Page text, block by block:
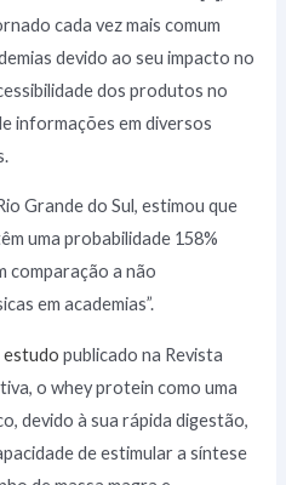
cada vez mais comum
devido ao seu impacto no
dos produtos no
informações em diversos
Grande do Sul, estimou que
uma probabilidade 158%
comparação a não
em academias”.
estudo publicado na Revista
o whey protein como uma
devido à sua rápida digestão,
de estimular a síntese